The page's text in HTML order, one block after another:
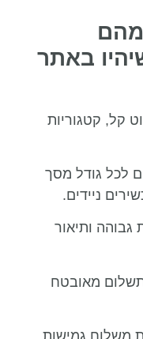
מהם
באתר
קל, קטגוריות
לכל גודל מסך
ניידים.
גבוהה ותיאור
מאובטח